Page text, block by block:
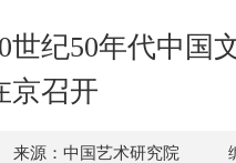
纪50年代中国
京召开
来源：中国艺术研究院